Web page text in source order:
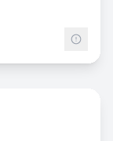
25